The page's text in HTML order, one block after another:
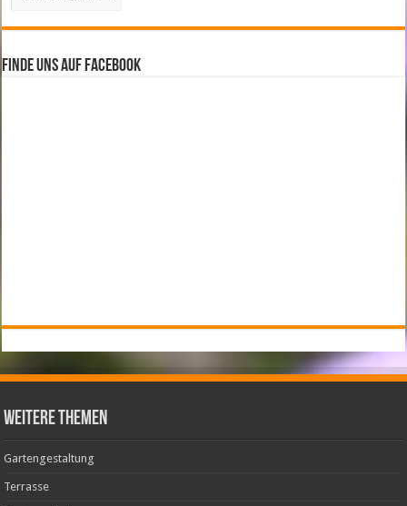
Finde uns auf Facebook
weitere Themen
Gartengestaltung
Terrasse